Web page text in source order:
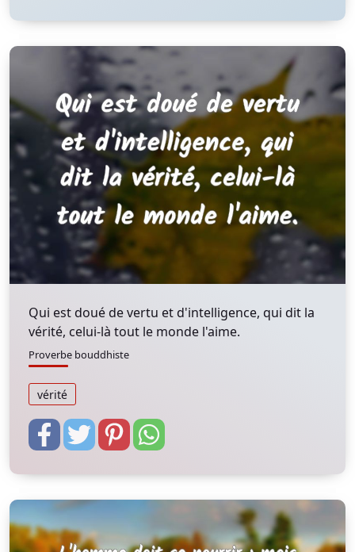
Qui est doué de vertu et d'intelligence, qui dit la
vérité, celui-là tout le monde l'aime.
Proverbe bouddhiste
vérité